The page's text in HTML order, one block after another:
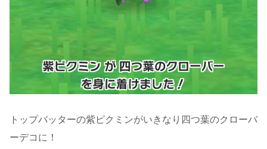
トップバッターの紫ピクミンがいきなり四つ葉のクローバ
ーデコに！